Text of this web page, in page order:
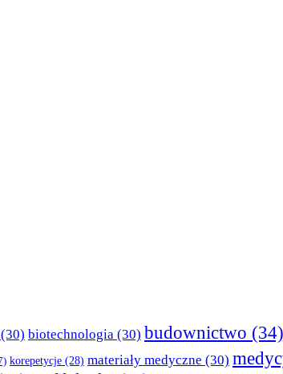
(30) biotechnologia (30) budownictwo (34)
korepetycje (28) materiały medyczne (30)